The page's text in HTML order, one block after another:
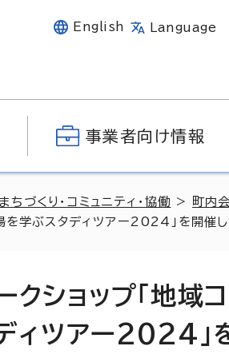
English Language
事業者向け情報
まちづくり・コミュニティ・協働 > 町内
を学ぶスタディツアー2024」を開催し
ショップ「地域
ィツアー2024」